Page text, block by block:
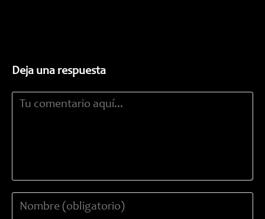
Deja una respuesta
Comentario